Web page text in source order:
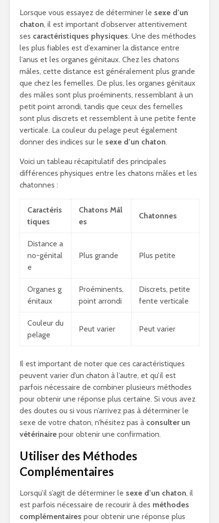
Lorsque vous essayez de déterminer le sexe d’un
chaton, il est important d’observer attentivement
ses caractéristiques physiques. Une des méthodes
les plus fiables est d’examiner la distance entre
l’anus et les organes génitaux. Chez les chatons
mâles, cette distance est généralement plus grande
que chez les femelles. De plus, les organes génitaux
des mâles sont plus proéminents, ressemblant à un
petit point arrondi, tandis que ceux des femelles
sont plus discrets et ressemblent à une petite fente
verticale. La couleur du pelage peut également
donner des indices sur le sexe d’un chaton.
Voici un tableau récapitulatif des principales
différences physiques entre les chatons mâles et les
chatonnes :
Caractéris
tiques
Chatons Mâl
es
Chatonnes
Distance a
no-génital
e
Plus grande Plus petite
Organes g
énitaux
Proéminents,
point arrondi
Discrets, petite
fente verticale
Couleur du
pelage
Peut varier Peut varier
Il est important de noter que ces caractéristiques
peuvent varier d’un chaton à l’autre, et qu’il est
parfois nécessaire de combiner plusieurs méthodes
pour obtenir une réponse plus certaine. Si vous avez
des doutes ou si vous n’arrivez pas à déterminer le
sexe de votre chaton, n’hésitez pas à consulter un
vétérinaire pour obtenir une confirmation.
Utiliser des Méthodes
Complémentaires
Lorsqu’il s’agit de déterminer le sexe d’un chaton, il
est parfois nécessaire de recourir à des méthodes
complémentaires pour obtenir une réponse plus